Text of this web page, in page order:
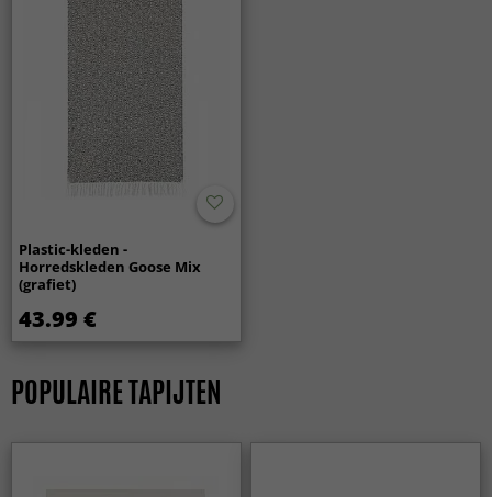
ALLE VLOERKLEDEN
Plastic-kleden -
Horredskleden Goose Mix
(grafiet)
43.99 €
POPULAIRE TAPIJTEN